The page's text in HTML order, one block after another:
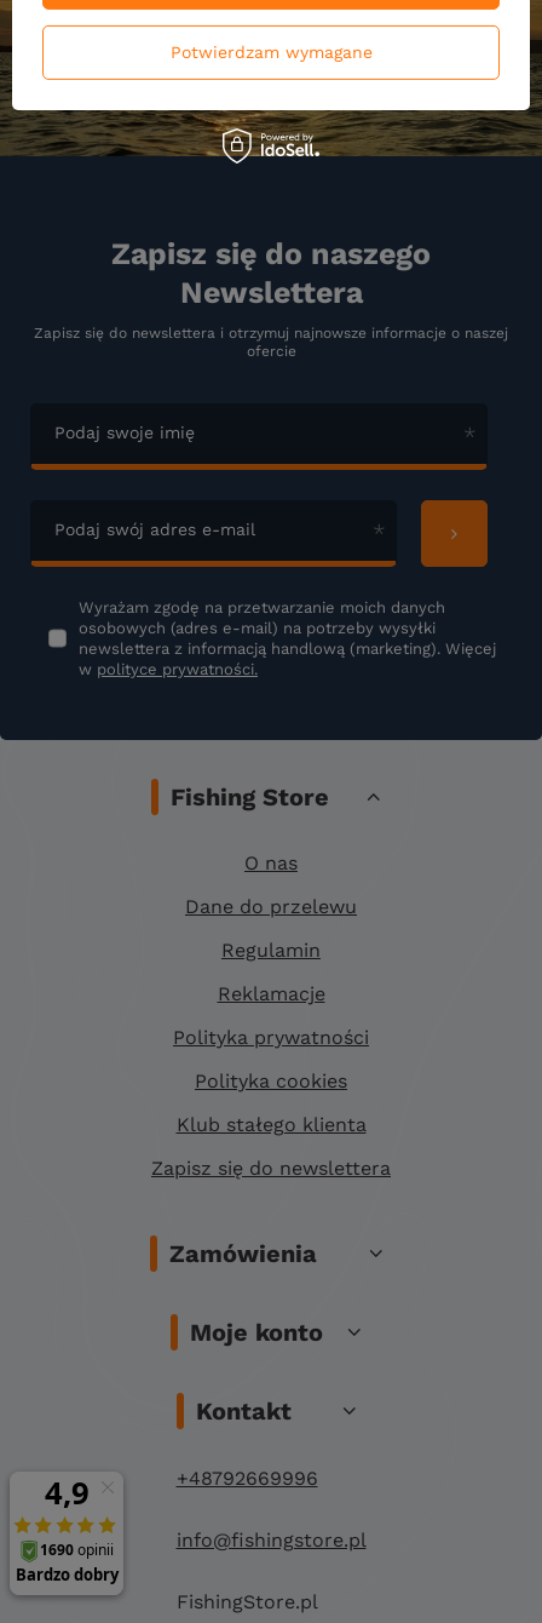
Zapisz się do naszego
Newslettera
Zapisz się do newslettera i otrzymuj najnowsze informacje o naszej
ofercie
Podaj swoje imię
Podaj swój adres e-mail
Wyrażam zgodę na przetwarzanie moich danych
osobowych (adres e-mail) na potrzeby wysyłki
newslettera z informacją handlową (marketing). Więcej
w polityce prywatności.
Fishing Store
O nas
Dane do przelewu
Regulamin
Reklamacje
Polityka prywatności
Polityka cookies
Klub stałego klienta
Zapisz się do newslettera
Zamówienia
Moje konto
Kontakt
+48792669996
info@fishingstore.pl
FishingStore.pl
Potwierdzam wymagane